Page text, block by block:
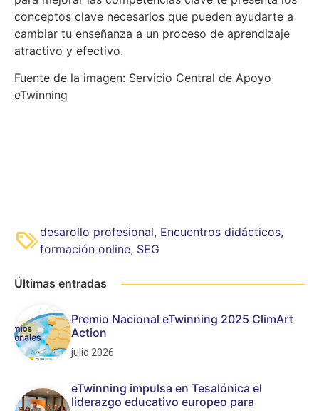
conceptos clave necesarios que pueden ayudarte a
cambiar tu enseñanza a un proceso de aprendizaje
atractivo y efectivo.
Fuente de la imagen: Servicio Central de Apoyo
eTwinning
desarollo profesional, Encuentros didácticos,
formación online, SEG
Últimas entradas
Premio Nacional eTwinning 2025 ClimArt
Action
julio 2026
eTwinning impulsa en Tesalónica el
liderazgo educativo europeo para